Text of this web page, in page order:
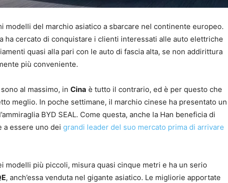
modelli del marchio asiatico a sbarcare nel continente europeo.
ha cercato di conquistare i clienti interessati alle auto elettriche
quasi alla pari con le auto di fascia alta, se non addirittura
più conveniente.
al massimo, in Cina è tutto il contrario, ed è per questo che
meglio. In poche settimane, il marchio cinese ha presentato un
BYD SEAL. Come questa, anche la Han beneficia di
a essere uno dei grandi leader del suo mercato prima di arrivare
modelli più piccoli, misura quasi cinque metri e ha un serio
, anch’essa venduta nel gigante asiatico. Le migliorie apportate